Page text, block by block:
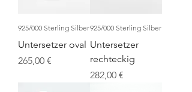
925/000 Sterling Silber
Untersetzer oval
Preis
265,00 €
925/000 Sterling Silber
Untersetzer
rechteckig
Preis
282,00 €